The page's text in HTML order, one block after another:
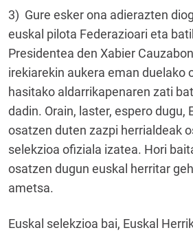
3) Gure esker ona adierazten
euskal pilota Federazioari eta
Presidentea den Xabier
irekiarekin aukera eman duelako
hasitako aldarrikapenaren zati
dadin. Orain, laster, espero dugu,
osatzen duten zazpi herrialdeak
selekzioa ofiziala izatea. Hori
osatzen dugun euskal herritar
ametsa.
Euskal selekzioa bai, Euskal